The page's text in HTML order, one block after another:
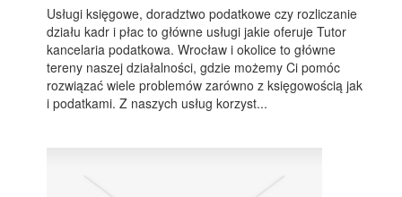
Usługi księgowe, doradztwo podatkowe czy rozliczanie
działu kadr i płac to główne usługi jakie oferuje Tutor
kancelaria podatkowa. Wrocław i okolice to główne
tereny naszej działalności, gdzie możemy Ci pomóc
rozwiązać wiele problemów zarówno z księgowością jak
i podatkami. Z naszych usług korzyst...